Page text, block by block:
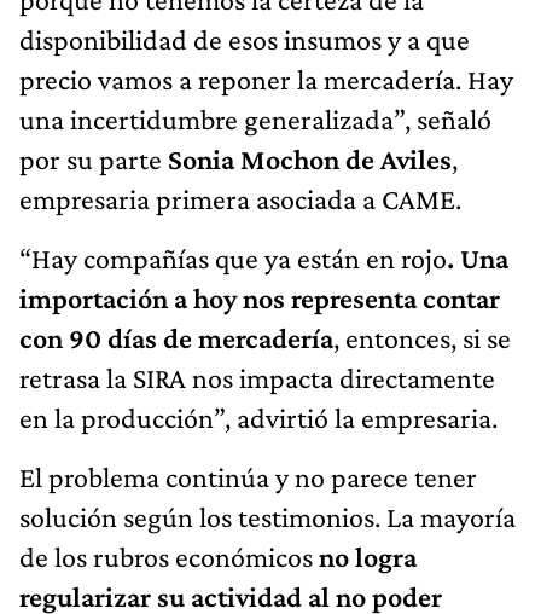
disponibilidad de esos insumos y a que
precio vamos a reponer la mercadería. Hay
una incertidumbre generalizada”, señaló
por su parte Sonia Mochon de Aviles,
empresaria primera asociada a CAME.
“Hay compañías que ya están en rojo. Una
importación a hoy nos representa contar
con 90 días de mercadería, entonces, si se
retrasa la SIRA nos impacta directamente
en la producción”, advirtió la empresaria.
El problema continúa y no parece tener
solución según los testimonios. La mayoría
de los rubros económicosno logra
regularizar su actividad al no poder